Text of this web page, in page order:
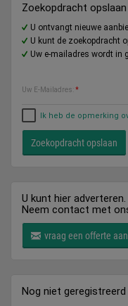
Zoekopdracht opslaan
U ontvangt nieuwe
U kunt de zoekopdracht
Uw e-mailadres wordt in
Uw E-Mailadres: *
Ik heb de opmerking
U kunt hier adverteren.
Neem contact met
vraag een offerte aan
Nog niet geregistreerd